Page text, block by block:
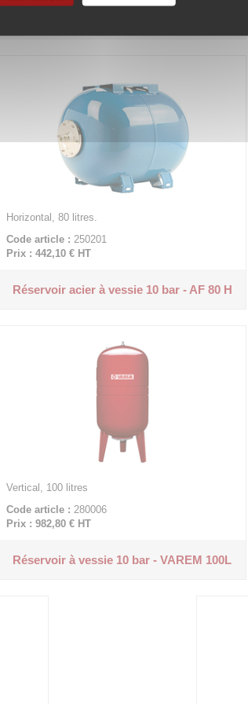
Horizontal, 80 litres.
Code article : 250201
Prix : 442,10 €HT
Réservoir acier à vessie 10 bar - AF 80 H
Vertical, 100 litres
Code article : 280006
Prix : 982,80 €HT
Réservoir à vessie 10 bar - VAREM 100L